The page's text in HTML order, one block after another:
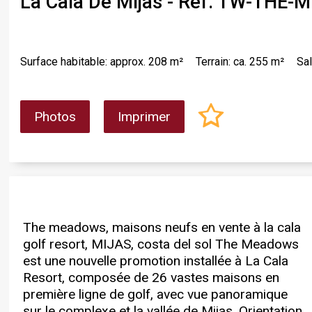
Surface habitable: approx. 208 m² Terrain: ca. 255 m²
Photos Imprimer
The meadows, maisons neufs en vente à la cala
golf resort, MIJAS, costa del sol The Meadows
est une nouvelle promotion installée à La Cala
Resort, composée de 26 vastes maisons en
première ligne de golf, avec vue panoramique
construction et à la classe énergétique A. La
cala resort, MIJAS et ses environs The
Meadows se situe à La Cala Golf, où les
propriétaires des promotions Taylor Wimpey du
Resort bénéficient des offres et remises de la
des petites rues bien conservées de sa vieille
ville, faire les boutiques à Marbella ou
Fuengirola, ou encore profiter de la vie nocturne
de La Cala de Mijas ou Puerto Banús. En
définitive, une nouvelle résidence qui réunit les